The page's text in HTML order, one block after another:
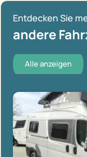
Entdecken Sie
andere
Alle anzeigen